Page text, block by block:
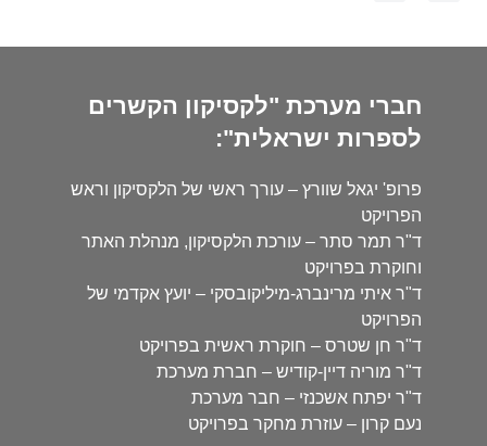
חברי מערכת "לקסיקון הקשרים
לספרות ישראלית":
פרופ' יגאל שוורץ – עורך ראשי של הלקסיקון וראש
הפרויקט
ד"ר תמר סתר – עורכת הלקסיקון, מנהלת האתר
וחוקרת בפרויקט
ד"ר איתי מרינברג-מיליקובסקי – יועץ אקדמי של
הפרויקט
ד"ר חן שטרס – חוקרת ראשית בפרויקט
ד"ר מוריה דיין-קודיש – חברת מערכת
ד"ר יפתח אשכנזי – חבר מערכת
נעם קרון – עוזרת מחקר בפרויקט